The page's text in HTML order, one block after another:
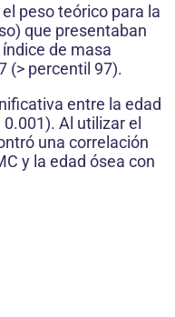
peso teórico para la
que presentaban
índice de masa
(> percentil 97).
entre la edad
Al utilizar el
una correlación
y la edad ósea con